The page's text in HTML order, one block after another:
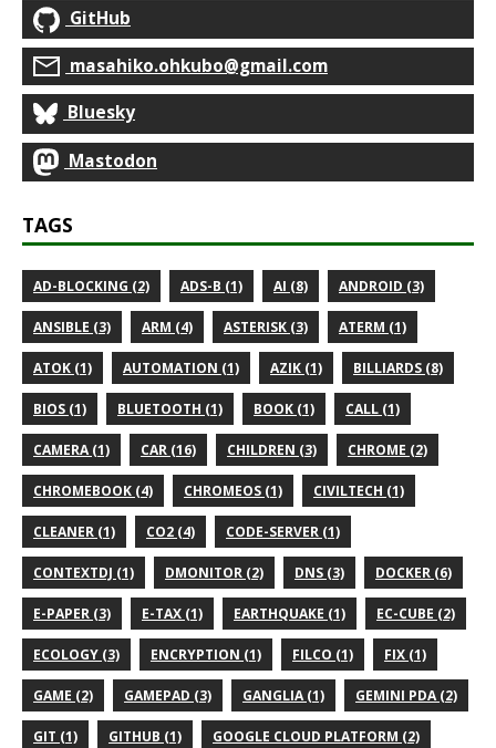
GitHub
masahiko.ohkubo@gmail.com
Bluesky
Mastodon
TAGS
AD-BLOCKING (2) ADS-B (1) AI (8) ANDROID (3)
ANSIBLE (3) ARM (4) ASTERISK (3) ATERM (1)
ATOK (1) AUTOMATION (1) AZIK (1) BILLIARDS (8)
BIOS (1) BLUETOOTH (1) BOOK (1) CALL (1)
CAMERA (1) CAR (16) CHILDREN (3) CHROME (2)
CHROMEBOOK (4) CHROMEOS (1) CIVILTECH (1)
CLEANER (1) CO2 (4) CODE-SERVER (1)
CONTEXTDJ (1) DMONITOR (2) DNS (3) DOCKER (6)
E-PAPER (3) E-TAX (1) EARTHQUAKE (1) EC-CUBE (2)
ECOLOGY (3) ENCRYPTION (1) FILCO (1) FIX (1)
GAME (2) GAMEPAD (3) GANGLIA (1) GEMINI PDA (2)
GIT (1) GITHUB (1) GOOGLE CLOUD PLATFORM (2)